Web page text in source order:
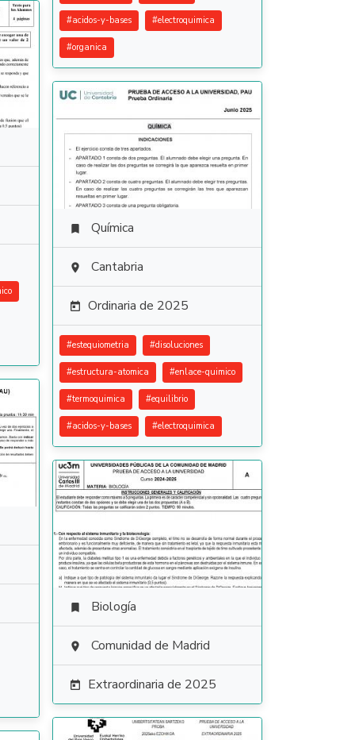
#acidos-y-bases #electroquimica
#organica
 Química
 Cantabria
 Ordinaria de 2025
#estequiometria #disoluciones
#estructura-atomica #enlace-quimico
#termoquimica #equilibrio
#acidos-y-bases #electroquimica
 Biología
 Comunidad de Madrid
 Extraordinaria de 2025